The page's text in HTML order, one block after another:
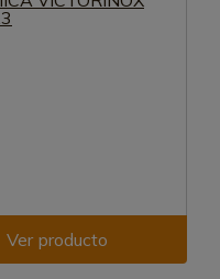
Ver producto